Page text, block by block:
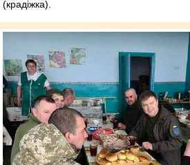
(крадіжка).